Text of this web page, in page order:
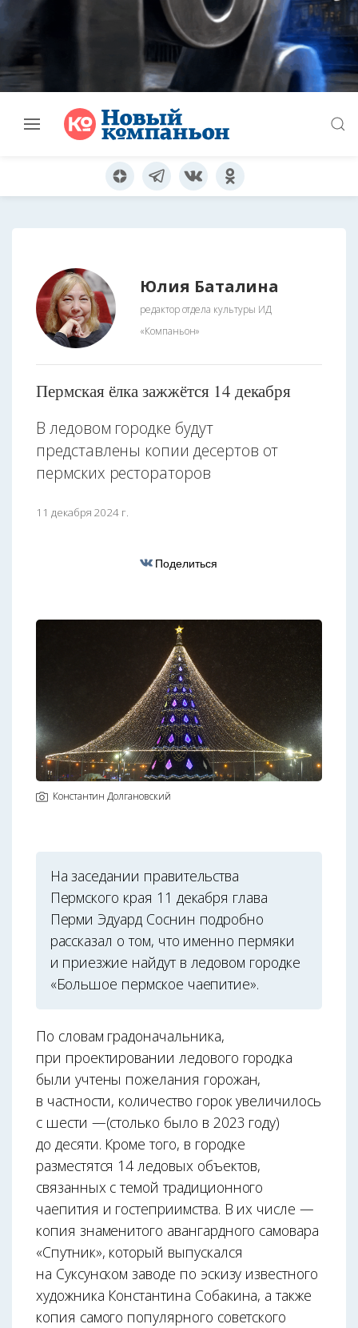
Юлия Баталина
редактор отдела культуры ИД
«Компаньон»
Пермская ёлка зажжётся 14 декабря
В ледовом городке будут
представлены копии десертов от
пермских рестораторов
11 декабря 2024 г.
Поделиться
Константин Долгановский
На заседании правительства
Пермского края 11 декабря глава
Перми Эдуард Соснин подробно
рассказал о том, что именно пермяки
и приезжие найдут в ледовом городке
«Большое пермское чаепитие».
По словам градоначальника,
при проектировании ледового городка
были учтены пожелания горожан,
в частности, количество горок увеличилось
с шести —(столько было в 2023 году)
до десяти. Кроме того, в городке
разместятся 14 ледовых объектов,
связанных с темой традиционного
чаепития и гостеприимства. В их числе —
копия знаменитого авангардного самовара
«Спутник», который выпускался
на Суксунском заводе по эскизу известного
художника Константина Собакина, а также
копия самого популярного советского